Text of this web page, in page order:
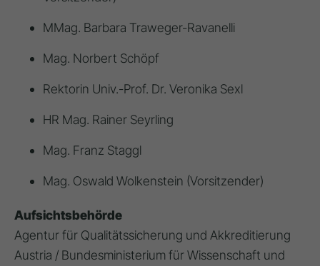
MMag. Barbara Traweger-Ravanelli
Mag. Norbert Schöpf
Rektorin Univ.-Prof. Dr. Veronika Sexl
HR Mag. Rainer Seyrling
Mag. Franz Staggl
Mag. Oswald Wolkenstein (Vorsitzender)
Aufsichtsbehörde
Agentur für Qualitätssicherung und Akkreditierung
Austria / Bundesministerium für Wissenschaft und